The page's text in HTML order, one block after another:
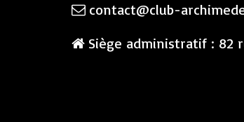
contact@club-
Siège administratif : 82